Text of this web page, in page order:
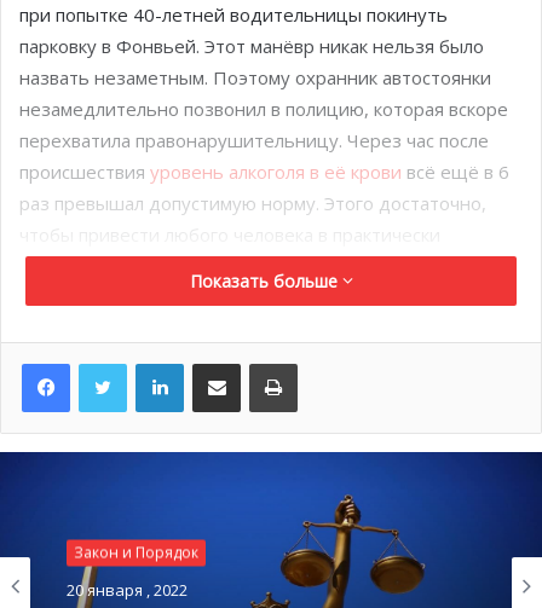
при попытке 40-летней водительницы покинуть
парковку в Фонвьей. Этот манёвр никак нельзя было
назвать незаметным. Поэтому охранник автостоянки
незамедлительно позвонил в полицию, которая вскоре
перехватила правонарушительницу. Через час после
происшествия уровень алкоголя в её крови всё ещё в 6
раз превышал допустимую норму. Этого достаточно,
коматозное состояние. Как она позже призналась в суде,
причиной стали две фляги водки, выпитые залпом прямо
внимание её депрессивное состояние и повышенную
ответственность в связи с необходимостью одной
суду, оба связанных с алкоголем, тоже явно
ситуациях. Как заставить ответчицу изменить своё
поведение? Суд постановил: условное тюремное
заключение на 5 месяцев, испытательный срок 2 года с
Показать больше
LinkedInПоделиться по электронной почте Распечатать
Закон и Порядок
20 января , 2022
Закон и Порядок